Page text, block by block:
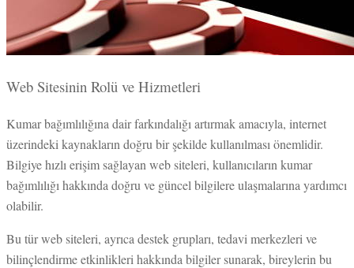
Web Sitesinin Rolü ve Hizmetleri
Kumar bağımlılığına dair farkındalığı artırmak amacıyla, internet
üzerindeki kaynakların doğru bir şekilde kullanılması önemlidir.
Bilgiye hızlı erişim sağlayan web siteleri, kullanıcıların kumar
bağımlılığı hakkında doğru ve güncel bilgilere ulaşmalarına yardımcı
olabilir.
Bu tür web siteleri, ayrıca destek grupları, tedavi merkezleri ve
bilinçlendirme etkinlikleri hakkında bilgiler sunarak, bireylerin bu